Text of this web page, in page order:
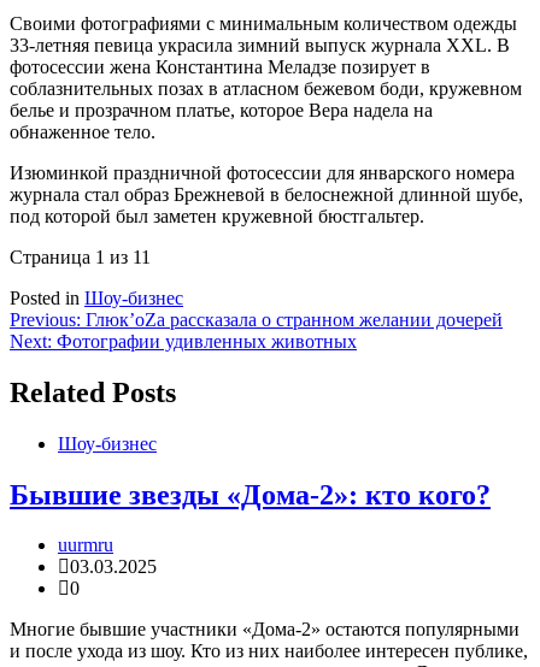
Своими фотографиями с минимальным количеством одежды
33-летняя певица украсила зимний выпуск журнала XXL. В
фотосессии жена Константина Меладзе позирует в
соблазнительных позах в атласном бежевом боди, кружевном
белье и прозрачном платье, которое Вера надела на
обнаженное тело.
Изюминкой праздничной фотосессии для январского номера
журнала стал образ Брежневой в белоснежной длинной шубе,
под которой был заметен кружевной бюстгальтер.
Страница 1 из 11
Posted in Шоу-бизнес
Навигация
по
записям
Previous: Глюк’оZа рассказала о странном желании дочерей
Next: Фотографии удивленных животных
Related Posts
Шоу-бизнес
Бывшие звезды «Дома-2»: кто кого?
uurmru
03.03.2025
0
Многие бывшие участники «Дома-2» остаются популярными
и после ухода из шоу. Кто из них наиболее интересен публике,